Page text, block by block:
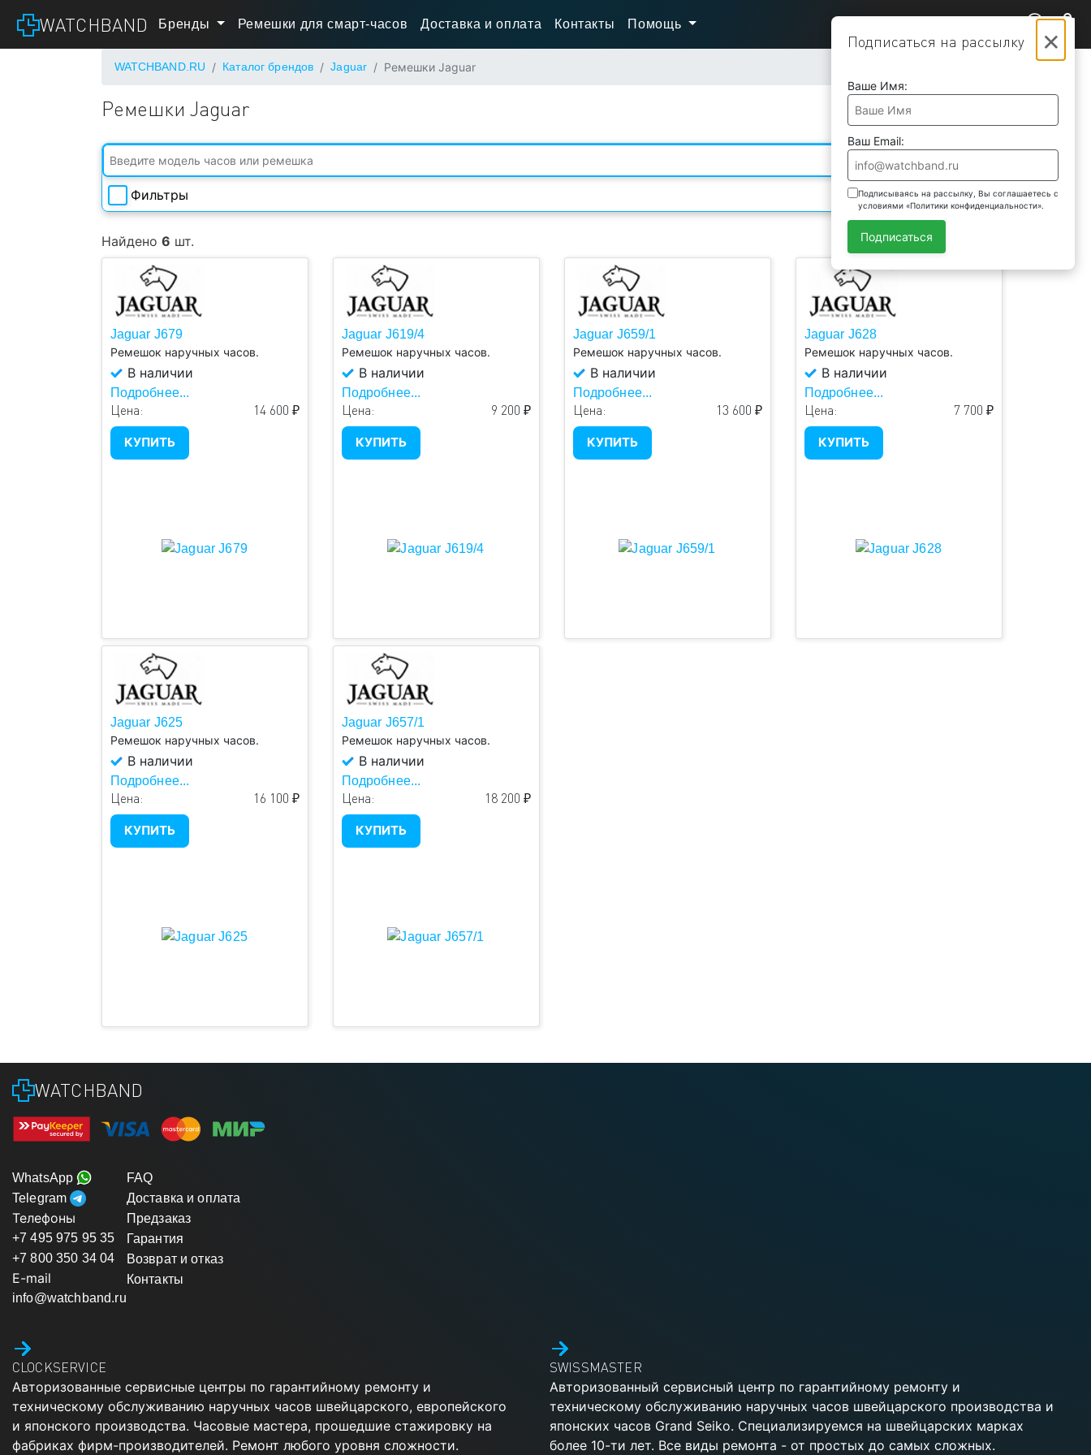
×
Подписаться на рассылку
Ваше Имя:
Ваш Email:
Подписываясь на рассылку, Вы соглашаетесь с
условиями «Политики конфиденциальности».
Подписаться
WATCHBAND Бренды Ремешки для смарт-часов Доставка и оплата Контакты Помощь
WATCHBAND.RU Каталог брендов Jaguar Ремешки Jaguar
Ремешки Jaguar
Фильтры
Длина
наличии
Подобрать
Найдено 6 шт.
Jaguar J679
Ремешок наручных часов.
В наличии
Подробнее...
Цена: 14 600 ₽
КУПИТЬ
Jaguar J619/4
Ремешок наручных часов.
В наличии
Подробнее...
Цена: 9 200 ₽
КУПИТЬ
Jaguar J659/1
Ремешок наручных часов.
В наличии
Подробнее...
Цена: 13 600 ₽
КУПИТЬ
Jaguar J628
Ремешок наручных часов.
В наличии
Подробнее...
Цена: 7 700 ₽
КУПИТЬ
Jaguar J625
Ремешок наручных часов.
В наличии
Подробнее...
Цена: 16 100 ₽
КУПИТЬ
Jaguar J657/1
Ремешок наручных часов.
В наличии
Подробнее...
Цена: 18 200 ₽
КУПИТЬ
WATCHBAND
WhatsApp
Telegram
Телефоны
+7 495 975 95 35
+7 800 350 34 04
E-mail
info@watchband.ru
FAQ
Доставка и оплата
Предзаказ
Гарантия
Возврат и отказ
Контакты
CLOCKSERVICE
Авторизованные сервисные центры по гарантийному ремонту и
техническому обслуживанию наручных часов швейцарского, европейского
и японского производства. Часовые мастера, прошедшие стажировку на
фабриках фирм-производителей. Ремонт любого уровня сложности.
SWISSMASTER
Авторизованный сервисный центр по гарантийному ремонту и
техническому обслуживанию наручных часов швейцарского производства и
японских часов Grand Seiko. Специализируемся на швейцарских марках
более 10-ти лет. Все виды ремонта - от простых до самых сложных.